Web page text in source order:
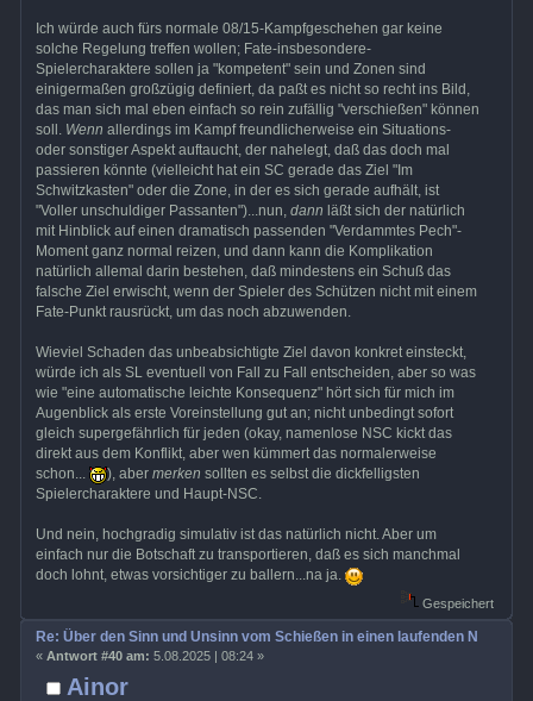
Ich würde auch fürs normale 08/15-Kampfgeschehen gar keine
solche Regelung treffen wollen; Fate-insbesondere-
Spielercharaktere sollen ja "kompetent" sein und Zonen sind
einigermaßen großzügig definiert, da paßt es nicht so recht ins Bild,
das man sich mal eben einfach so rein zufällig "verschießen" können
soll. Wenn allerdings im Kampf freundlicherweise ein Situations-
oder sonstiger Aspekt auftaucht, der nahelegt, daß das doch mal
passieren könnte (vielleicht hat ein SC gerade das Ziel "Im
Schwitzkasten" oder die Zone, in der es sich gerade aufhält, ist
"Voller unschuldiger Passanten")...nun, dann läßt sich der natürlich
mit Hinblick auf einen dramatisch passenden "Verdammtes Pech"-
Moment ganz normal reizen, und dann kann die Komplikation
natürlich allemal darin bestehen, daß mindestens ein Schuß das
falsche Ziel erwischt, wenn der Spieler des Schützen nicht mit einem
Fate-Punkt rausrückt, um das noch abzuwenden.
Wieviel Schaden das unbeabsichtigte Ziel davon konkret einsteckt,
würde ich als SL eventuell von Fall zu Fall entscheiden, aber so was
wie "eine automatische leichte Konsequenz" hört sich für mich im
Augenblick als erste Voreinstellung gut an; nicht unbedingt sofort
gleich supergefährlich für jeden (okay, namenlose NSC kickt das
direkt aus dem Konflikt, aber wen kümmert das normalerweise
schon...
), aber merken sollten es selbst die dickfelligsten
Spielercharaktere und Haupt-NSC.
Und nein, hochgradig simulativ ist das natürlich nicht. Aber um
einfach nur die Botschaft zu transportieren, daß es sich manchmal
doch lohnt, etwas vorsichtiger zu ballern...na ja.
Gespeichert
Ainor
Re: Über den Sinn und Unsinn vom Schießen in einen laufenden
« Antwort #40 am: 5.08.2025 | 08:24 »